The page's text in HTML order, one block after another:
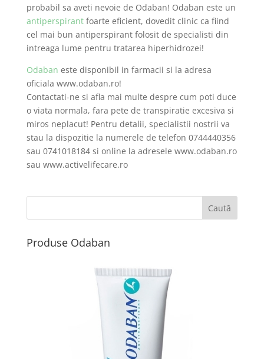
probabil sa aveti nevoie de Odaban! Odaban este un
antiperspirantfoarte eficient, dovedit clinic ca fiind
cel mai bun antiperspirant folosit de specialisti din
intreaga lume pentru tratarea hiperhidrozei!
Odaban este disponibil in farmacii si la adresa
oficiala www.odaban.ro!
Contactati-ne si afla mai multe despre cum poti duce
o viata normala, fara pete de transpiratie excesiva si
miros neplacut! Pentru detalii, specialistii nostrii va
stau la dispozitie la numerele de telefon 0744440356
sau 0741018184 si online la adresele www.odaban.ro
sau www.activelifecare.ro
Produse Odaban